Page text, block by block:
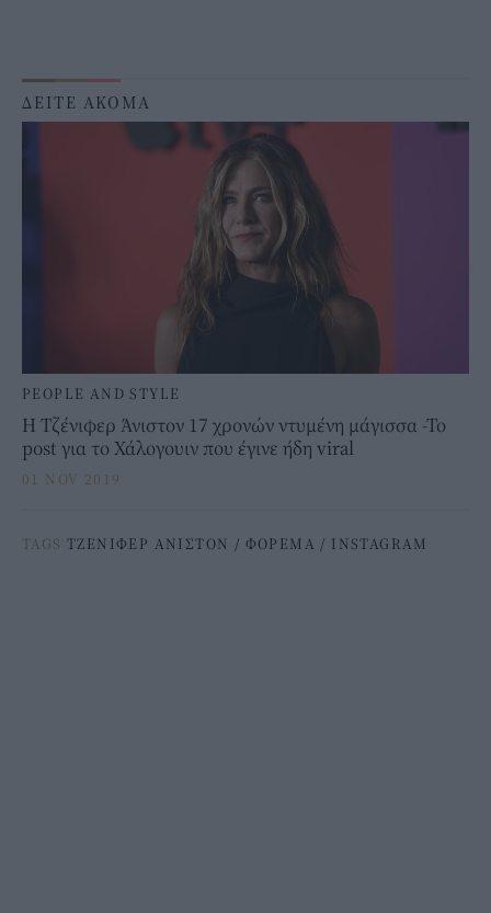
ΔΕΙΤΕ ΑΚΟΜΑ
PEOPLE AND STYLE
Η Τζένιφερ Άνιστον 17 χρονών ντυμένη μάγισσα -Το
post για το Χάλογουιν που έγινε ήδη viral
01 NOV 2019
TAGS ΤΖΕΝΙΦΕΡ ΑΝΙΣΤΟΝ / ΦΟΡΕΜΑ / INSTAGRAM